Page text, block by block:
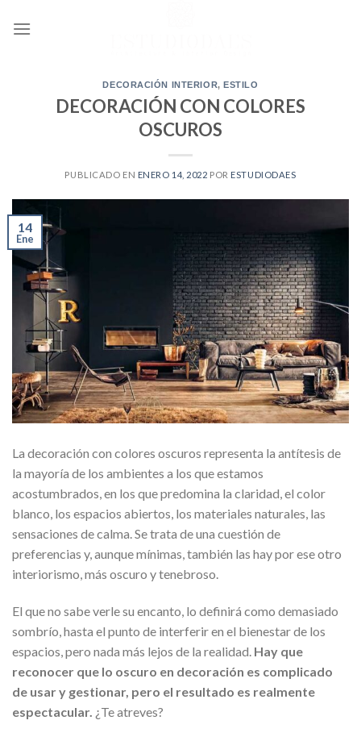
DECORACIÓN INTERIOR,ESTILO
DECORACIÓN CON COLORES
OSCUROS
PUBLICADO EN ENERO 14, 2022 POR ESTUDIODAES
14
Ene
La decoración con colores oscuros representa la antítesis de
la mayoría de los ambientes a los que estamos
acostumbrados, en los que predomina la claridad, el color
blanco, los espacios abiertos, los materiales naturales, las
sensaciones de calma. Se trata de una cuestión de
preferencias y, aunque mínimas, también las hay por ese otro
interiorismo, más oscuro y tenebroso.
El que no sabe verle su encanto, lo definirá como demasiado
sombrío, hasta el punto de interferir en el bienestar de los
espacios, pero nada más lejos de la realidad. Hay que
reconocer que lo oscuro en decoración es complicado
de usar y gestionar, pero el resultado es realmente
espectacular. ¿Te atreves?